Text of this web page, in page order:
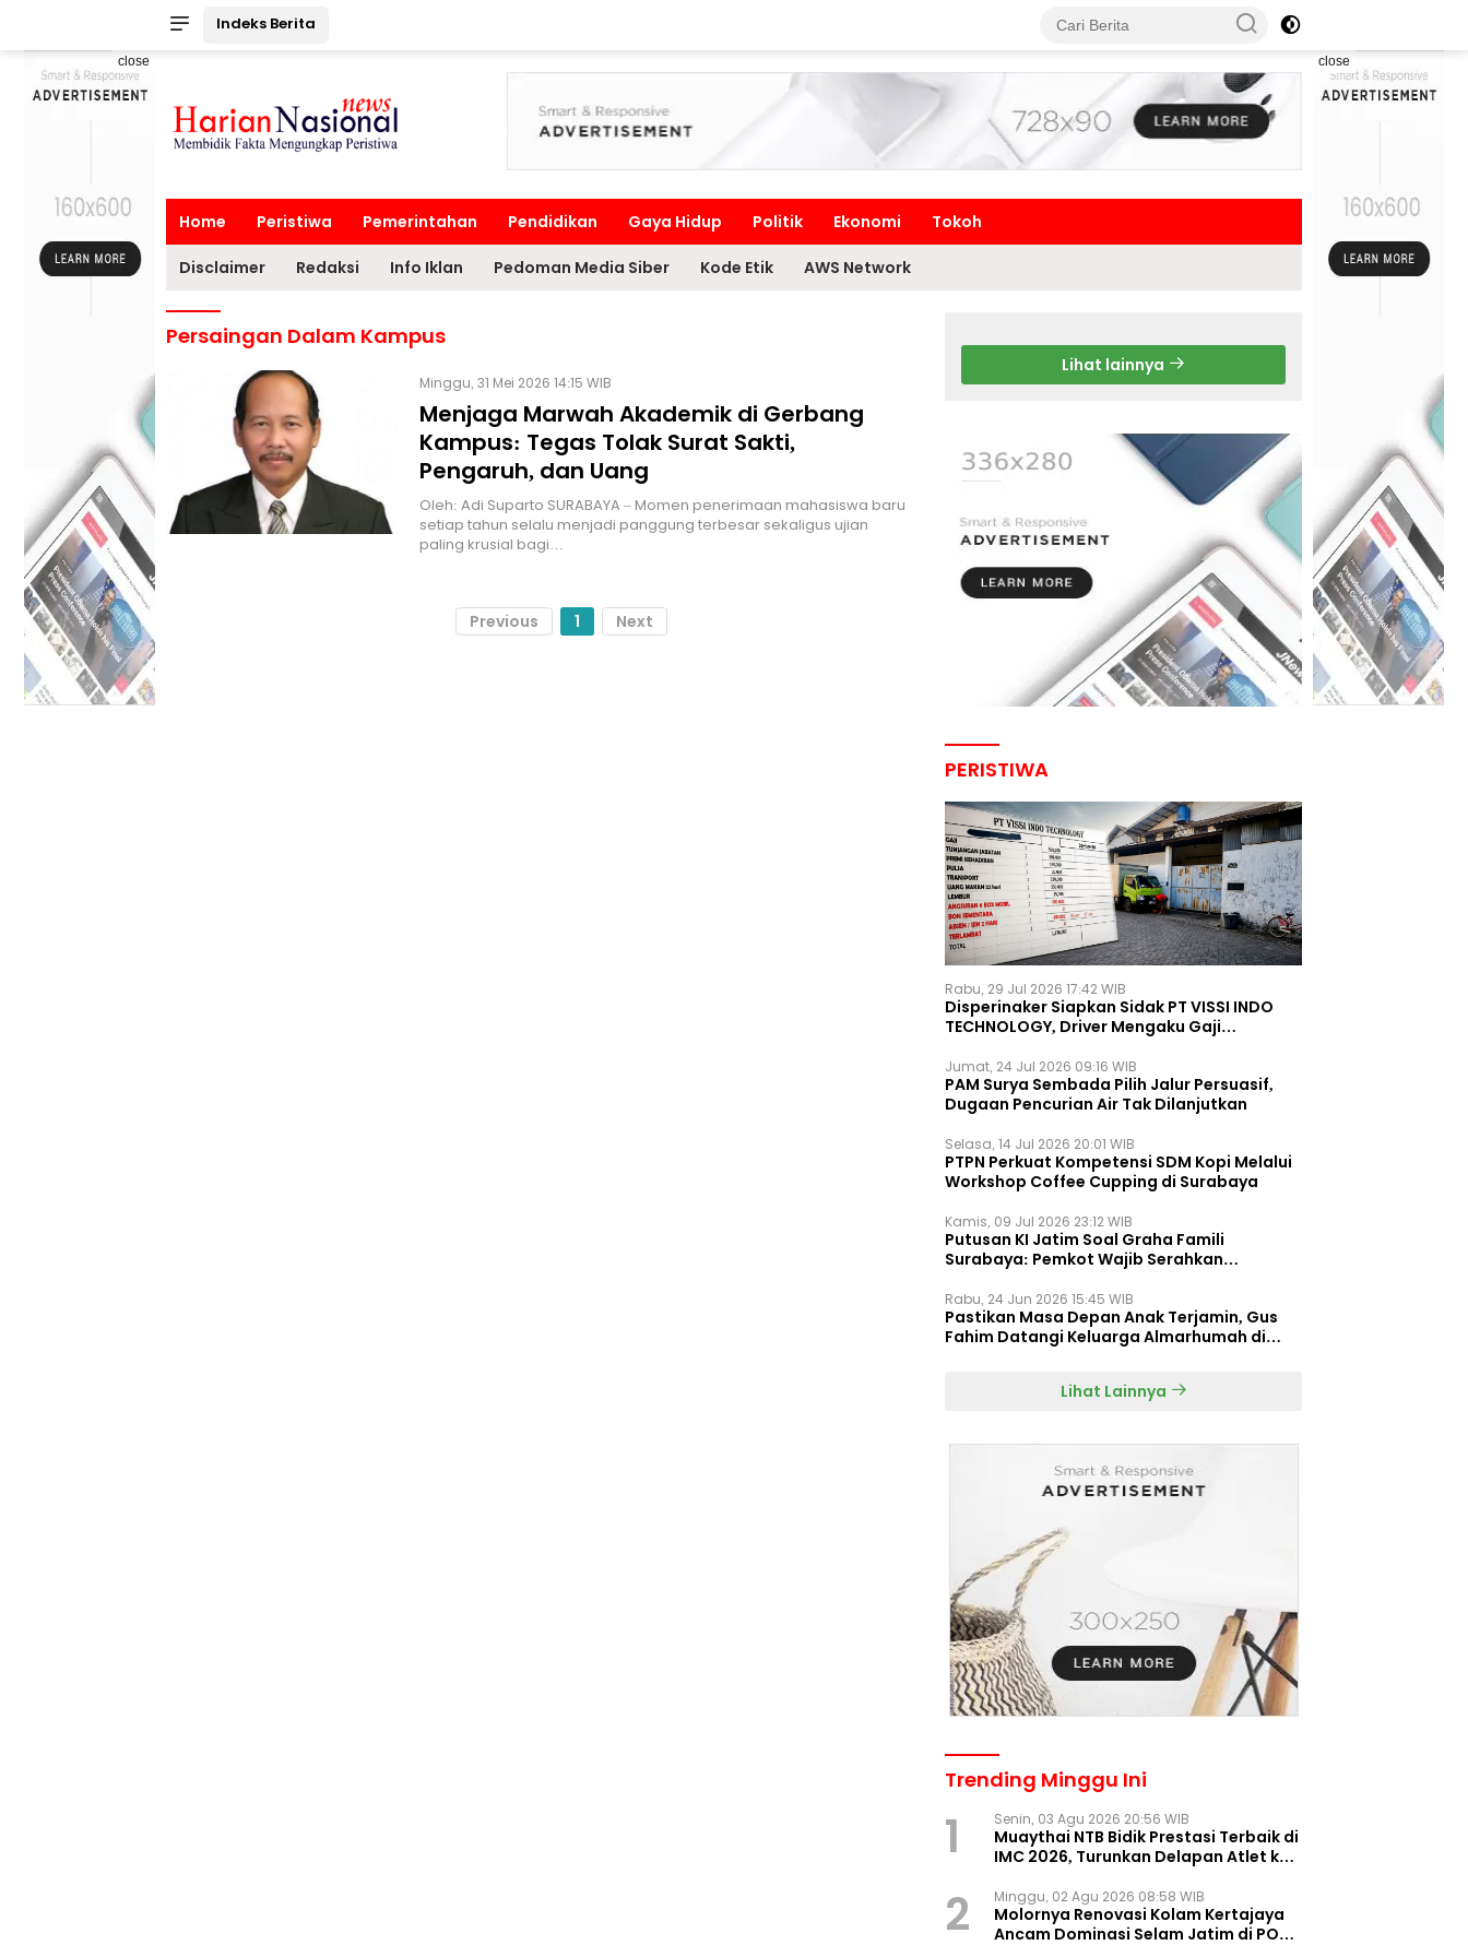
Indeks Berita
close close
Home Peristiwa Pemerintahan Pendidikan Gaya Hidup Politik Ekonomi Tokoh
Disclaimer Redaksi Info Iklan Pedoman Media Siber Kode Etik AWS Network
Persaingan Dalam Kampus
Minggu, 31 Mei 2026 14:15 WIB
Menjaga Marwah Akademik di Gerbang
Kampus: Tegas Tolak Surat Sakti,
Pengaruh, dan Uang
Oleh: Adi Suparto SURABAYA – Momen penerimaan mahasiswa baru
setiap tahun selalu menjadi panggung terbesar sekaligus ujian
paling krusial bagi…
Previous 1 Next
Lihat lainnya
PERISTIWA
Rabu, 29 Jul 2026 17:42 WIB
Disperinaker Siapkan Sidak PT VISSI INDO
TECHNOLOGY, Driver Mengaku Gaji
Jumat, 24 Jul 2026 09:16 WIB
PAM Surya Sembada Pilih Jalur Persuasif,
Dugaan Pencurian Air Tak Dilanjutkan
Selasa, 14 Jul 2026 20:01 WIB
PTPN Perkuat Kompetensi SDM Kopi Melalui
Workshop Coffee Cupping di Surabaya
Kamis, 09 Jul 2026 23:12 WIB
Putusan KI Jatim Soal Graha Famili
Surabaya: Pemkot Wajib Serahkan
Rabu, 24 Jun 2026 15:45 WIB
Pastikan Masa Depan Anak Terjamin, Gus
Fahim Datangi Keluarga Almarhumah di
Lihat Lainnya
Trending Minggu Ini
1 Senin, 03 Agu 2026 20:56 WIB
Muaythai NTB Bidik Prestasi Terbaik di
IMC 2026, Turunkan Delapan Atlet ke
2 Minggu, 02 Agu 2026 08:58 WIB
Molornya Renovasi Kolam Kertajaya
Ancam Dominasi Selam Jatim di PON